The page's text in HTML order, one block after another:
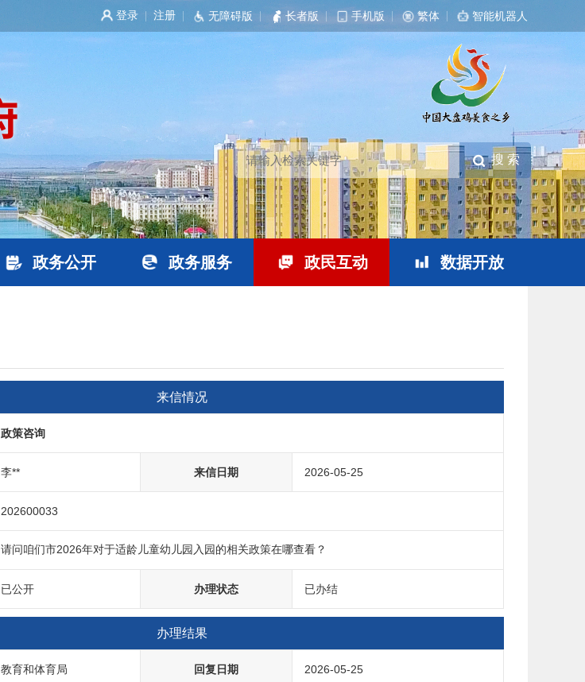
登录 注册 无障碍版 长者版 手机版 繁体 智能机器人
政务公开 政务服务 政民互动 数据开放
来信情况
政策咨询
李** 来信日期 2026-05-25
202600033
请问咱们市2026年对于适龄儿童幼儿园入园的相关政策在哪查看？
已公开 办理状态 已办结
办理结果
教育和体育局 回复日期 2026-05-25